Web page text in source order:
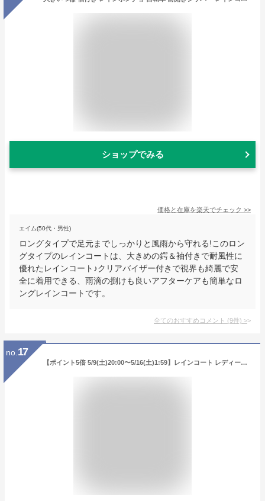
ショップでみる
価格と在庫を楽天でチェック >>
エイム(50代・男性)
ロングタイプで足元までしっかりと風雨から守れる!このロン
グタイプのレインコートは、大きめの鍔＆袖付きで耐風性に
優れたレインコート♪クリアバイザー付きで視界も綺麗で安
全に着用できる、雨滴の捌けも良いアフターケアも簡単なロ
ングレインコートです。
全てのおすすめコメント (9件) >
no. 17
【ポイント5倍 5/9(土)20:00〜5/16(土)1:59】レインコート レディース 自転車 おしゃれ ママ レインウェア ロング丈 かわいい 防水 軽い カッパ 雨具 通学用 レインウエア 雨の日 自転車用レインコートレディース 送料無料 7440 サイクルモードレインコート